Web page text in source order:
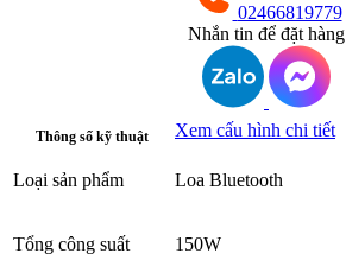
02466819779
Nhắn tin để đặt hàng
Thông số kỹ thuật Xem cấu hình chi tiết
Loại sản phẩm Loa Bluetooth
Tổng công suất 150W